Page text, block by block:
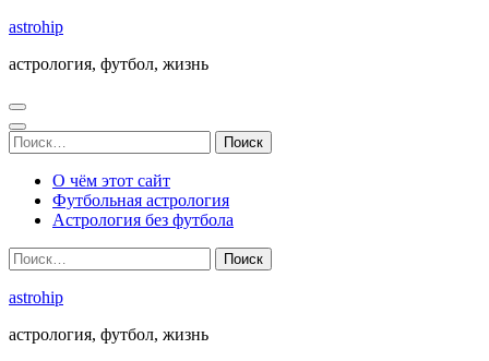
Перейти
содержимому
Enter)
astrohip
астрология, футбол, жизнь
Найти:
О чём этот сайт
Футбольная астрология
Астрология без футбола
Найти:
astrohip
астрология, футбол, жизнь